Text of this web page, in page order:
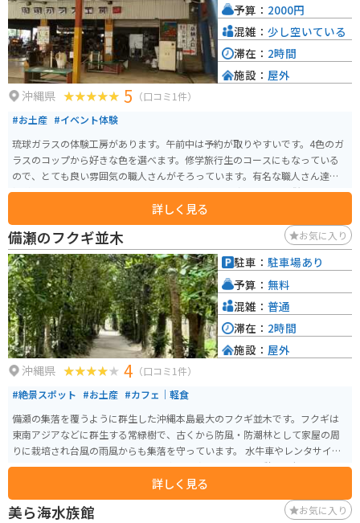
沖縄県 5 （口コミ1件）
#お土産 #イベント体験
琉球ガラスの体験工房があります。午前中は予約が取りやすいです。4色のガ
ラスのコップから好きな色を選べます。修学旅行生のコースにもなっている
ので、とても良い雰囲気の職人さんがそろっています。有名な職人さん達が
指導してくれますので、上手に作れます。作成した琉球ガラスは併設のお土
産屋さんの商品と合わせて自宅まで郵送してくれます。旅の思い出に、写真
撮影を手伝ってくれたりもします。
詳しく見る
予算： 2000円
混雑： 少し空いている
滞在： 2時間
施設： 屋外
備瀬のフクギ並木 お気に入り
沖縄県 4 （口コミ1件）
#絶景スポット #お土産 #カフェ｜軽食
備瀬の集落を覆うように群生した沖縄本島最大のフクギ並木です。フクギは
東南アジアなどに群生する常緑樹で、古くから防風・防潮林として家屋の周
りに栽培され台風の雨風からも集落を守っています。 水牛車やレンタサイク
ルで巡ることも可能で、カフェや食事処も点在しており休憩にも便利です。
海辺に出ると晴れた日は正面に伊江島が見えます。
詳しく見る
駐車： 駐車場あり
予算： 無料
混雑： 普通
滞在： 2時間
施設： 屋外
美ら海水族館 お気に入り